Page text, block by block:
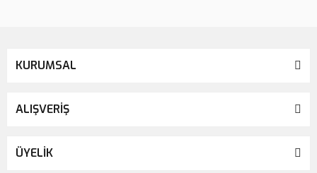
KURUMSAL
ALIŞVERİŞ
ÜYELİK